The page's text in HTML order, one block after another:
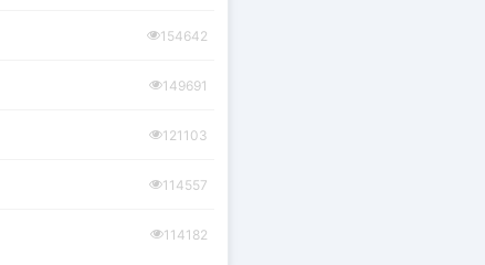
154642
149691
121103
114557
114182